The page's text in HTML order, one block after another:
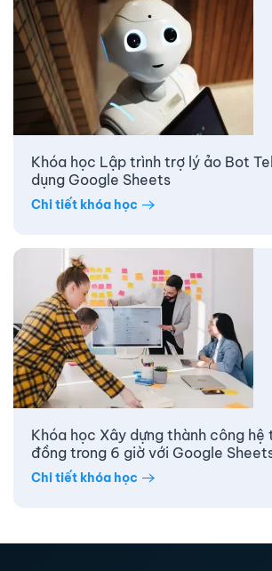
Khóa học Lập trình trợ lý ảo Bot
dụng Google Sheets
Chi tiết khóa học
Khóa học Xây dựng thành công hệ
đồng trong 6 giờ với Google
Chi tiết khóa học